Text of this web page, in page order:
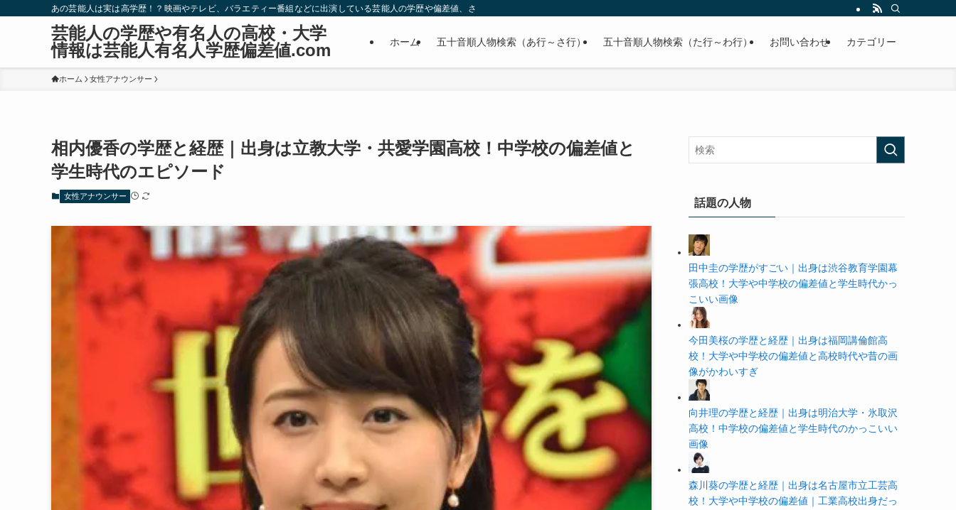
あの芸能人は実は高学歴！？映画やテレビ、バラエティー番組などに出演している芸能人の学歴や偏差値、さらに政治家やスポーツ選手などの有名人の学歴や高校・大学の偏差値まで紹介していきます。
芸能人の学歴や有名人の高校・大学
情報は芸能人有名人学歴偏差値.com
ホーム 五十音順人物検索（あ行～さ行） 五十音順人物検索（た行～わ行） お問い合わせ カテゴリー
ホーム 女性アナウンサー
相内優香の学歴と経歴｜出身は立教大学・共愛学園高校！中学校の偏差値と
学生時代のエピソード
女性アナウンサー
話題の人物
田中圭の学歴がすごい｜出身は渋谷教育学園幕
張高校！大学や中学校の偏差値と学生時代かっ
こいい画像
今田美桜の学歴と経歴｜出身は福岡講倫館高
校！大学や中学校の偏差値と高校時代や昔の画
像がかわいすぎ
向井理の学歴と経歴｜出身は明治大学・氷取沢
高校！中学校の偏差値と学生時代のかっこいい
画像
森川葵の学歴と経歴｜出身は名古屋市立工芸高
校！大学や中学校の偏差値｜工業高校出身だっ